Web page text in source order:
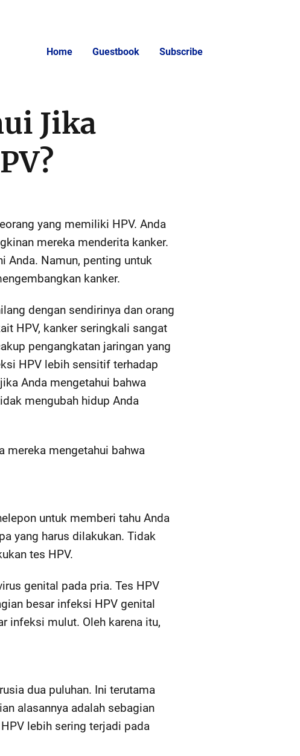
Home Guestbook Subscribe
Jika
yang memiliki HPV. Anda
mereka menderita kanker.
Anda. Namun, penting untuk
kanker.
dengan sendirinya dan orang
HPV, kanker seringkali sangat
pengangkatan jaringan yang
HPV lebih sensitif terhadap
Anda mengetahui bahwa
mengubah hidup Anda
mereka mengetahui bahwa
untuk memberi tahu Anda
yang harus dilakukan. Tidak
tes HPV.
genital pada pria. Tes HPV
besar infeksi HPV genital
infeksi mulut. Oleh karena itu,
dua puluhan. Ini terutama
alasannya adalah sebagian
lebih sering terjadi pada